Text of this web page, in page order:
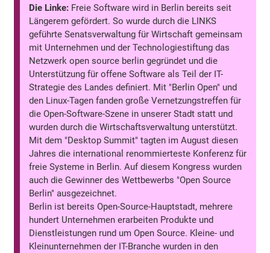
Die Linke: Freie Software wird in Berlin bereits seit
Längerem gefördert. So wurde durch die LINKS
geführte Senatsverwaltung für Wirtschaft gemeinsam
mit Unternehmen und der Technologiestiftung das
Netzwerk open source berlin gegründet und die
Unterstützung für offene Software als Teil der IT-
Strategie des Landes definiert. Mit "Berlin Open" und
den Linux-Tagen fanden große Vernetzungstreffen für
die Open-Software-Szene in unserer Stadt statt und
wurden durch die Wirtschaftsverwaltung unterstützt.
Mit dem "Desktop Summit" tagten im August diesen
Jahres die international renommierteste Konferenz für
freie Systeme in Berlin. Auf diesem Kongress wurden
auch die Gewinner des Wettbewerbs "Open Source
Berlin" ausgezeichnet.
Berlin ist bereits Open-Source-Hauptstadt, mehrere
hundert Unternehmen erarbeiten Produkte und
Dienstleistungen rund um Open Source. Kleine- und
Kleinunternehmen der IT-Branche wurden in den